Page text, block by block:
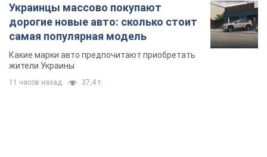
Украинцы массово покупают
дорогие новые авто: сколько стоит
самая популярная модель
Какие марки авто предпочитают приобретать
жители Украины
11 часов назад 37,4 т.